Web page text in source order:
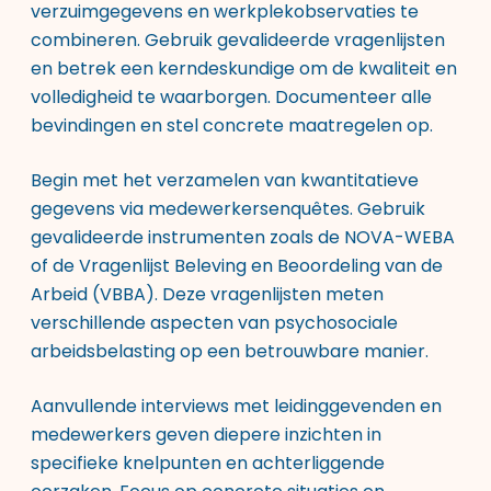
verzuimgegevens en werkplekobservaties te
combineren. Gebruik gevalideerde vragenlijsten
en betrek een kerndeskundige om de kwaliteit en
volledigheid te waarborgen. Documenteer alle
bevindingen en stel concrete maatregelen op.
Begin met het verzamelen van kwantitatieve
gegevens via medewerkersenquêtes. Gebruik
gevalideerde instrumenten zoals de NOVA-WEBA
of de Vragenlijst Beleving en Beoordeling van de
Arbeid (VBBA). Deze vragenlijsten meten
verschillende aspecten van psychosociale
arbeidsbelasting op een betrouwbare manier.
Aanvullende interviews met leidinggevenden en
medewerkers geven diepere inzichten in
specifieke knelpunten en achterliggende